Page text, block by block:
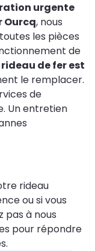
urgente
Ourcq, nous
les pièces
de
de fer est
le remplacer.
de
Un entretien
rideau
ou si vous
pas à nous
pour répondre